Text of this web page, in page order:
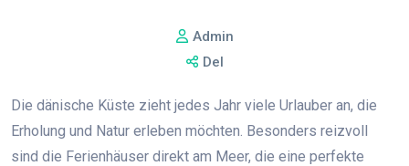
Admin
Del
Die dänische Küste zieht jedes Jahr viele Urlauber an, die
Erholung und Natur erleben möchten. Besonders reizvoll
sind die Ferienhäuser direkt am Meer, die eine perfekte